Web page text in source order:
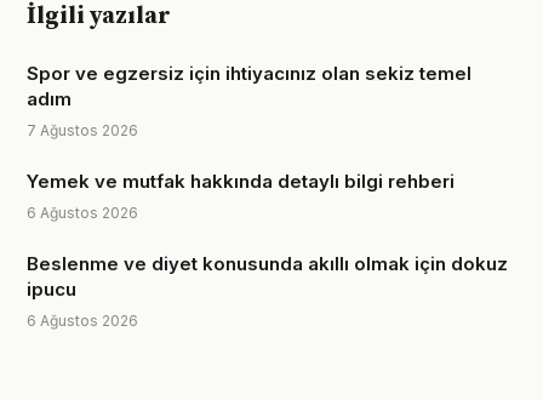
İlgili yazılar
Spor ve egzersiz için ihtiyacınız olan sekiz temel
adım
7 Ağustos 2026
Yemek ve mutfak hakkında detaylı bilgi rehberi
6 Ağustos 2026
Beslenme ve diyet konusunda akıllı olmak için dokuz
ipucu
6 Ağustos 2026